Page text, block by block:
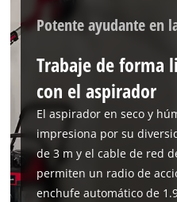
Potente ayudante en
Trabaje de forma
con el aspirador
El aspirador en seco y
impresiona por su
de 3 m y el cable de red
permiten un radio de
enchufe automático de